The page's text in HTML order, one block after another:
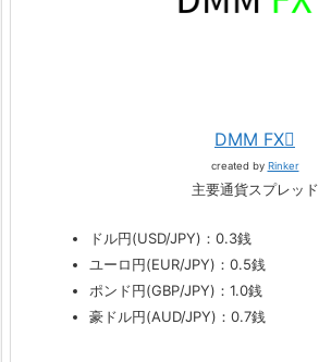
DMM FX
created by Rinker
主要通貨スプレッド
ドル円(USD/JPY)：0.3銭
ユーロ円(EUR/JPY)：0.5銭
ポンド円(GBP/JPY)：1.0銭
豪ドル円(AUD/JPY)：0.7銭